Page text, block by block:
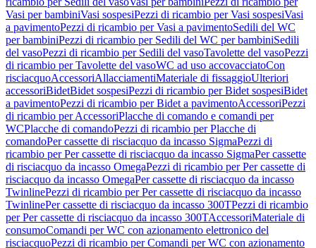
Vasi per bambiniVasi sospesiPezzi di ricambio per Vasi sospesiVasi
a pavimentoPezzi di ricambio per Vasi a pavimentoSedili del WC
per bambiniPezzi di ricambio per Sedili del WC per bambiniSedili
del vasoPezzi di ricambio per Sedili del vasoTavolette del vasoPezzi
di ricambio per Tavolette del vasoWC ad uso accovacciatoCon
risciacquoAccessoriAllacciamentiMateriale di fissaggioUlteriori
accessoriBidetBidet sospesiPezzi di ricambio per Bidet sospesiBidet
a pavimentoPezzi di ricambio per Bidet a pavimentoAccessoriPezzi
di ricambio per AccessoriPlacche di comando e comandi per
WCPlacche di comandoPezzi di ricambio per Placche di
comandoPer cassette di risciacquo da incasso SigmaPezzi di
ricambio per Per cassette di risciacquo da incasso SigmaPer cassette
di risciacquo da incasso OmegaPezzi di ricambio per Per cassette di
risciacquo da incasso OmegaPer cassette di risciacquo da incasso
TwinlinePezzi di ricambio per Per cassette di risciacquo da incasso
TwinlinePer cassette di risciacquo da incasso 300TPezzi di ricambio
per Per cassette di risciacquo da incasso 300TAccessoriMateriale di
consumoComandi per WC con azionamento elettronico del
risciacquoPezzi di ricambio per Comandi per WC con azionamento